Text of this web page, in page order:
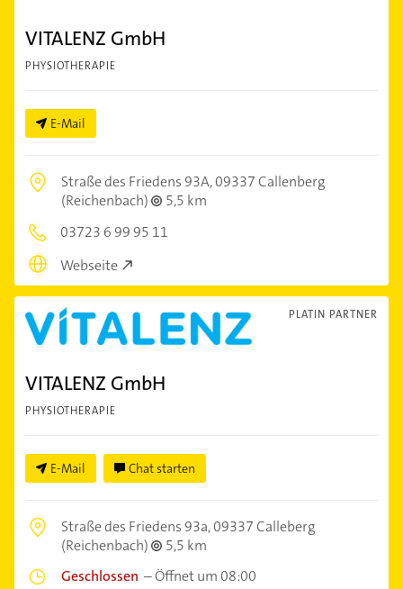
VITALENZ GmbH
PHYSIOTHERAPIE
E-Mail
Straße des Friedens 93A,09337 Callenberg
(Reichenbach)
5,5 km
03723 6 99 95 11
Webseite
PLATIN PARTNER
VITALENZ GmbH
PHYSIOTHERAPIE
E-Mail Chat starten
Straße des Friedens 93a,09337 Calleberg
(Reichenbach)
5,5 km
Geschlossen –Öffnet um 08:00